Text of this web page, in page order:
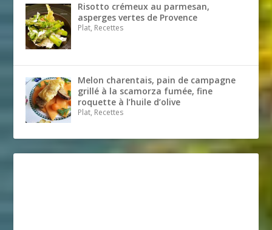
Risotto crémeux au parmesan,
asperges vertes de Provence
Plat, Recettes
Melon charentais, pain de campagne
grillé à la scamorza fumée, fine
roquette à l’huile d’olive
Plat, Recettes